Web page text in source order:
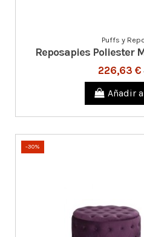
Puffs y
Reposapies Poliester
226,63 €
Añadir
-30%